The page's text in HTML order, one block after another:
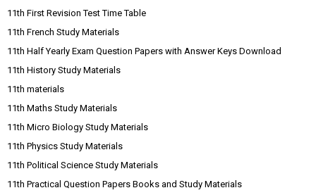
11th First Revision Test Time Table
11th French Study Materials
11th Half Yearly Exam Question Papers with Answer Keys Download
11th History Study Materials
11th materials
11th Maths Study Materials
11th Micro Biology Study Materials
11th Physics Study Materials
11th Political Science Study Materials
11th Practical Question Papers Books and Study Materials